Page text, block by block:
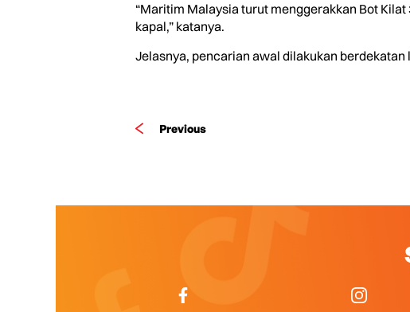
“Maritim Malaysia turut menggerakkan Bot
kapal,” katanya.
Jelasnya, pencarian awal dilakukan berdekatan
Previous